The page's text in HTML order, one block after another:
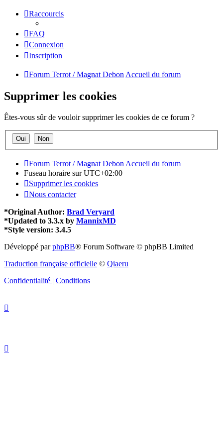
Raccourcis
FAQ
Connexion
Inscription
Forum Terrot / Magnat Debon Accueil du forum
Supprimer les cookies
Êtes-vous sûr de vouloir supprimer les cookies de ce forum ?
Forum Terrot / Magnat DebonAccueil du forum
Fuseau horaire surUTC+02:00
Supprimer les cookies
Nous contacter
*Original Author: Brad Veryard
*Updated to 3.3.x by MannixMD
*Style version: 3.4.5
Développé parphpBB® Forum Software © phpBB Limited
Traduction française officielle © Qiaeru
Confidentialité | Conditions